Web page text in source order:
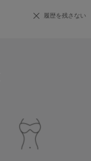
履歴を残さない